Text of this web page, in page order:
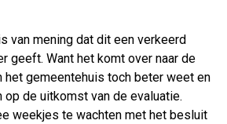
van mening dat dit een verkeerd
geeft. Want het komt over naar de
het gemeentehuis toch beter weet en
de uitkomst van de evaluatie.
weekjes te wachten met het besluit